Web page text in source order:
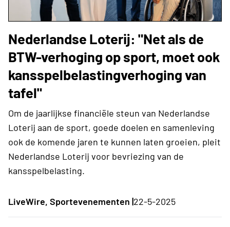
Nederlandse Loterij: "Net als de
BTW-verhoging op sport, moet ook
kansspelbelastingverhoging van
tafel"
Om de jaarlijkse financiële steun van Nederlandse
Loterij aan de sport, goede doelen en samenleving
ook de komende jaren te kunnen laten groeien, pleit
Nederlandse Loterij voor bevriezing van de
kansspelbelasting.
LiveWire, Sportevenementen |22-5-2025